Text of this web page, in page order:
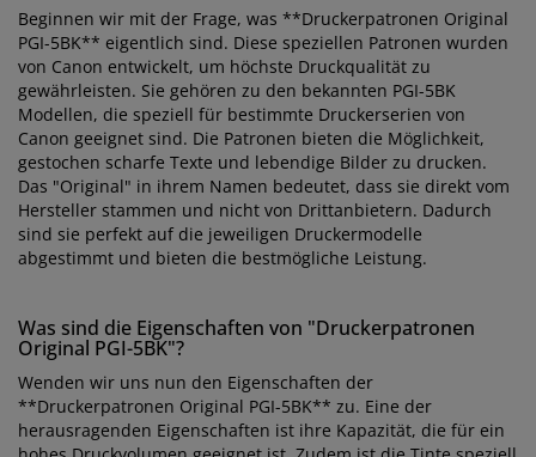
Beginnen wir mit der Frage, was **Druckerpatronen Original
PGI-5BK** eigentlich sind. Diese speziellen Patronen wurden
von Canon entwickelt, um höchste Druckqualität zu
gewährleisten. Sie gehören zu den bekannten PGI-5BK
Modellen, die speziell für bestimmte Druckerserien von
Canon geeignet sind. Die Patronen bieten die Möglichkeit,
gestochen scharfe Texte und lebendige Bilder zu drucken.
Das "Original" in ihrem Namen bedeutet, dass sie direkt vom
Hersteller stammen und nicht von Drittanbietern. Dadurch
sind sie perfekt auf die jeweiligen Druckermodelle
abgestimmt und bieten die bestmögliche Leistung.
Was sind die Eigenschaften von "Druckerpatronen
Original PGI-5BK"?
Wenden wir uns nun den Eigenschaften der
**Druckerpatronen Original PGI-5BK** zu. Eine der
herausragenden Eigenschaften ist ihre Kapazität, die für ein